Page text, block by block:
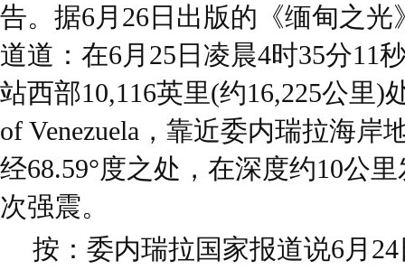
告。据6月26日出版的《缅甸之
道道：在6月25日凌晨4时35分11
站西部10,116英里(约16,225公里)
of Venezuela，靠近委内瑞拉海岸
经68.59°度之处，在深度约10公
次强震。
按：委内瑞拉国家报道说6月